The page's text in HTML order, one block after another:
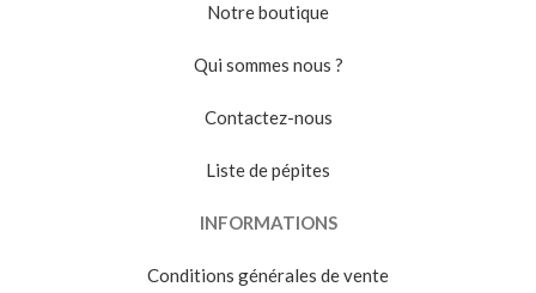
Notre boutique
Qui sommes nous ?
Contactez-nous
Liste de pépites
INFORMATIONS
Conditions générales de vente